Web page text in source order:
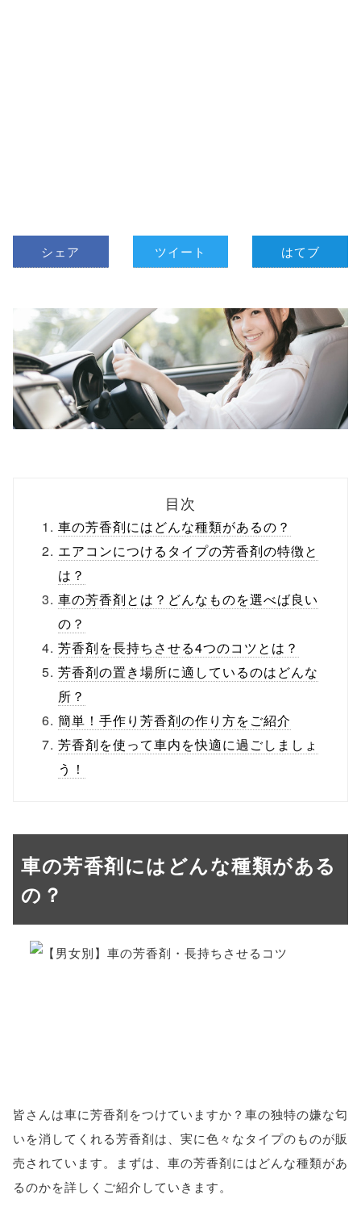
シェア ツイート はてブ
目次
車の芳香剤にはどんな種類があるの？
エアコンにつけるタイプの芳香剤の特徴と
は？
車の芳香剤とは？どんなものを選べば良い
の？
芳香剤を長持ちさせる4つのコツとは？
芳香剤の置き場所に適しているのはどんな
所？
簡単！手作り芳香剤の作り方をご紹介
芳香剤を使って車内を快適に過ごしましょ
う！
車の芳香剤にはどんな種類がある
の？
皆さんは車に芳香剤をつけていますか？車の独特の嫌な匂
いを消してくれる芳香剤は、実に色々なタイプのものが販
売されています。まずは、車の芳香剤にはどんな種類があ
るのかを詳しくご紹介していきます。